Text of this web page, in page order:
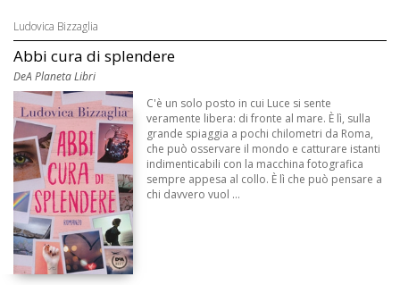
Ludovica Bizzaglia
Abbi cura di splendere
DeA Planeta Libri
C'è un solo posto in cui Luce si sente
veramente libera: di fronte al mare. È lì, sulla
grande spiaggia a pochi chilometri da Roma,
che può osservare il mondo e catturare istanti
indimenticabili con la macchina fotografica
sempre appesa al collo. È lì che può pensare a
chi davvero vuol ...